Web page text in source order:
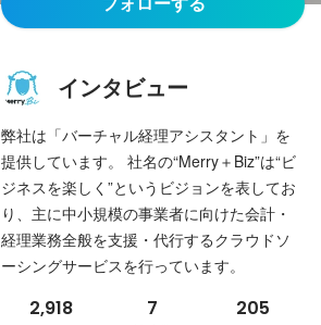
インタビュー
弊社は「バーチャル経理アシスタント」を
提供しています。 社名の“Merry＋Biz”は“ビ
ジネスを楽しく”というビジョンを表してお
り、主に中小規模の事業者に向けた会計・
経理業務全般を支援・代行するクラウドソ
ーシングサービスを行っています。
2,918 7 205